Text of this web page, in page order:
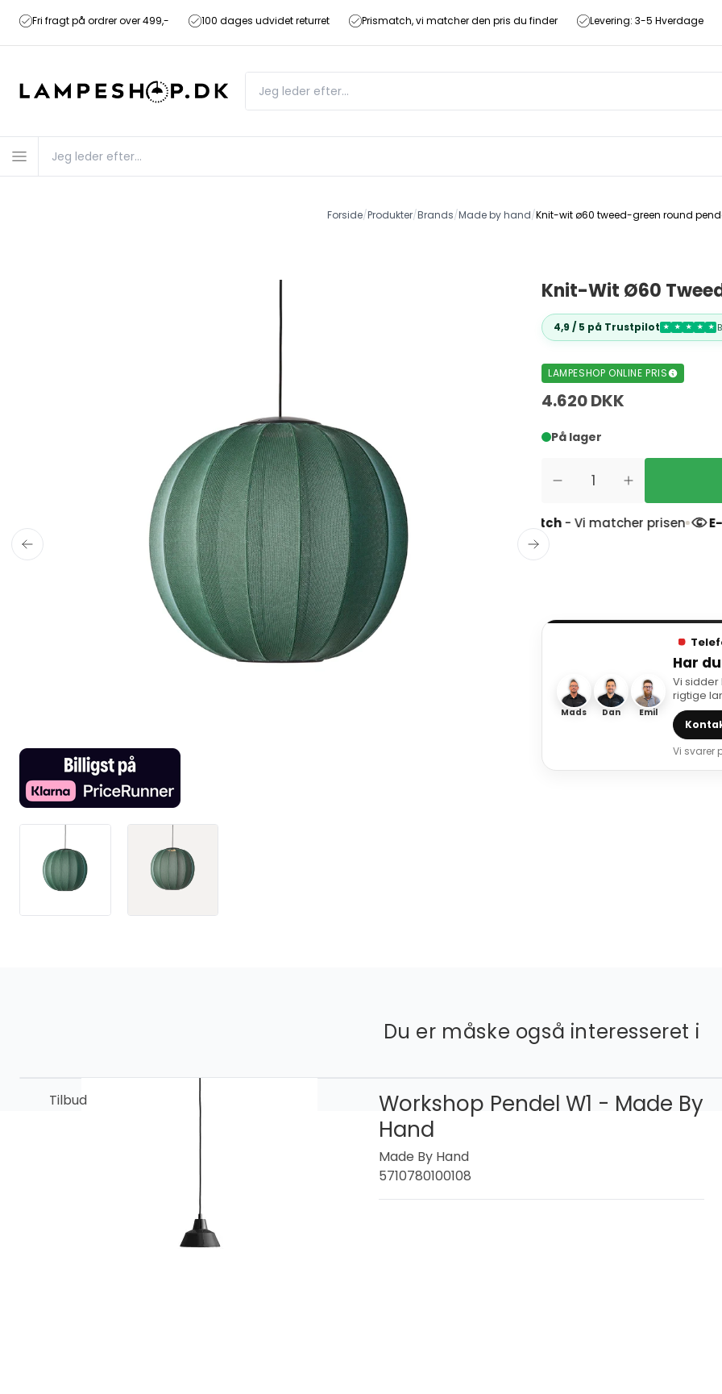
Fri fragt på ordrer over 499,- 100 dages udvidet returret Prismatch, vi matcher den pris du finder Levering: 3-5 Hverdage
Forside/Produkter/Brands/Made by hand/Knit-wit ø60 tweed-green round
Knit-Wit Ø60
4,9 / 5 på Trustpilot ★ ★ ★ ★ ★
LAMPESHOP ONLINE PRIS
4.620 DKK
På lager
4,9 stjerner på Trustpilotud af 1900+ anmeldelser - Vi matcher prisen E-
Mads Dan Emil
Har
Vi
rigtige
Vi svarer
Du er måske også interesseret i
Tilbud
Workshop Pendel W1 - Made By
Hand
Made By Hand
5710780100108